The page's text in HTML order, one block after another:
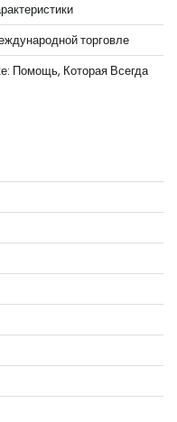
торговле
Помощь, Которая Всегда